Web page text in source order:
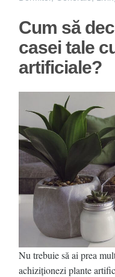
Cum să
casei tale
artificiale?
Nu trebuie să ai prea
achiziționezi plante